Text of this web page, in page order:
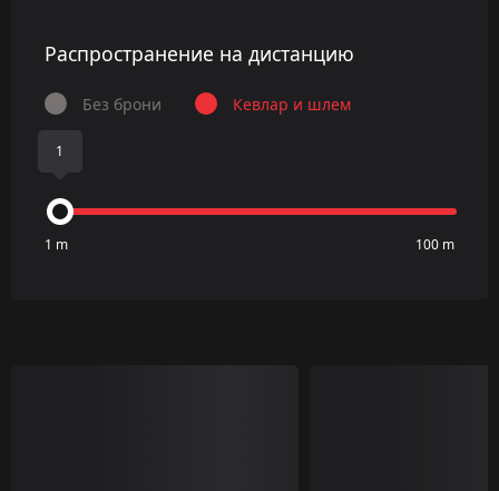
Распространение на дистанцию
Без брони Кевлар и шлем
1
1 m 100 m